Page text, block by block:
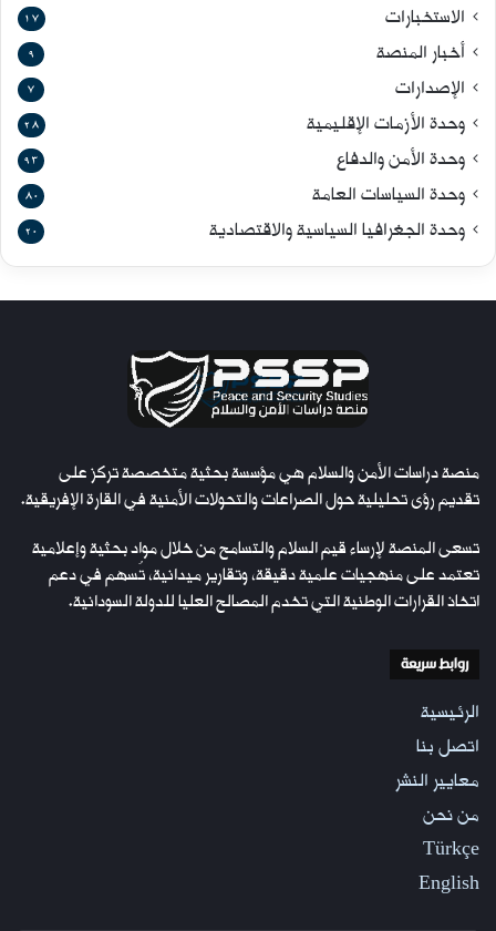
الاستخبارات 17
أخبار المنصة 9
الإصدارات 7
وحدة الأزمات الإقليمية 28
وحدة الأمن والدفاع 93
وحدة السياسات العامة 80
وحدة الجغرافيا السياسية والاقتصادية 20
منصة دراسات الأمن والسلام هي مؤسسة بحثية متخصصة تركز على
تقديم رؤى تحليلية حول الصراعات والتحولات الأمنية في القارة الإفريقية.
تسعى المنصة لإرساء قيم السلام والتسامح من خلال مواد بحثية وإعلامية
تعتمد على منهجيات علمية دقيقة، وتقارير ميدانية، تُسهم في دعم
اتخاذ القرارات الوطنية التي تخدم المصالح العليا للدولة السودانية.
روابط سريعة
الرئيسية
اتصل بنا
معايير النشر
من نحن
Türkçe
English